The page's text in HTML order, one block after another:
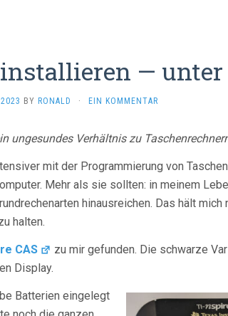
—
BY RONALD · EIN KOMMENTAR
ungesundes Verhältnis zu
mit der Programmierung von
Mehr als sie sollten: in meinem
hinausreichen. Das hält mich
halten.
CAS
zu mir gefunden. Die schwarze
Display.
Batterien eingelegt